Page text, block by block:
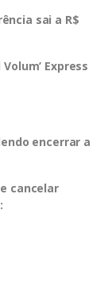
sai a R$
Express
encerrar a
cancelar